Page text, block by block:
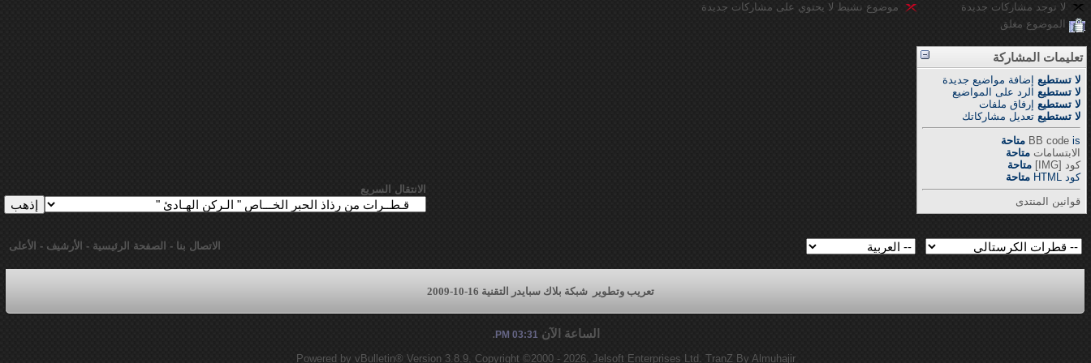
لا توجد مشاركات جديدة
موضوع نشيط لا يحتوي على مشاركات جديدة
الموضوع مغلق
تعليمات المشاركة
لا تستطيع إضافة مواضيع جديدة
لا تستطيع الرد على المواضيع
لا تستطيع إرفاق ملفات
لا تستطيع تعديل مشاركاتك
BB code is
متاحة
الابتسامات متاحة
كود [IMG]
متاحة
كود HTML
متاحة
قوانين المنتدى
الانتقال السريع
الاتصال بنا - الصفحة الرئيسية - الأرشيف - الأعلى
تعريب وتطوير شبكة بلاك سبايدر التقنية 16-10-2009
الساعة الآن03:31 PM
.
Powered by vBulletin® Version 3.8.9, Copyright ©2000 - 2026, Jelsoft Enterprises Ltd. TranZ By Almuhajir